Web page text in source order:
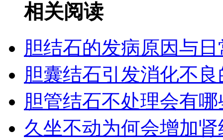
相关阅读
胆结石的发病原因与
胆囊结石引发消化不
胆管结石不处理会有
久坐不动为何会增加